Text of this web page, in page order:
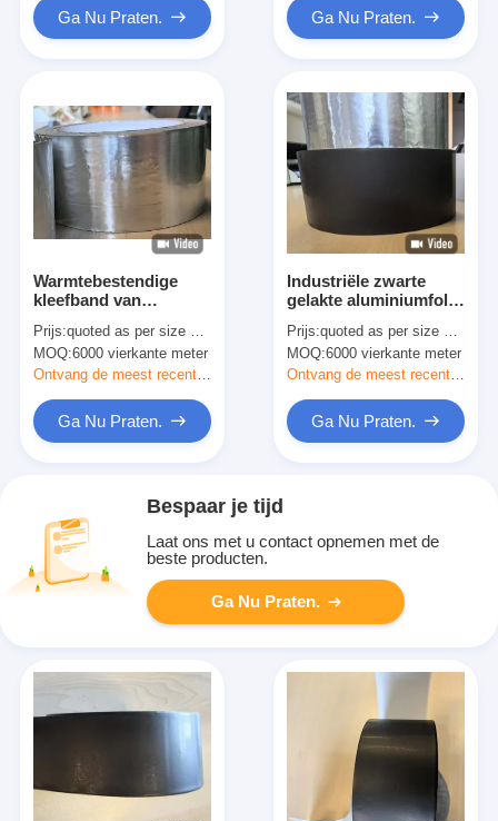
Ga Nu Praten. Ga Nu Praten.
Warmtebestendige
kleefband van
15N/25mm hechting
Prijs:quoted as per size and quantity
MOQ:6000 vierkante meter
Ontvang de meest recente Prijs
Ga Nu Praten.
Industriële zwarte
gelakte aluminiumfolie
treksterkte
Prijs:quoted as per size and quantity
MOQ:6000 vierkante meter
Ontvang de meest recente Prijs
Ga Nu Praten.
Bespaar je tijd
Laat ons met u contact opnemen met de
beste producten.
Ga Nu Praten.